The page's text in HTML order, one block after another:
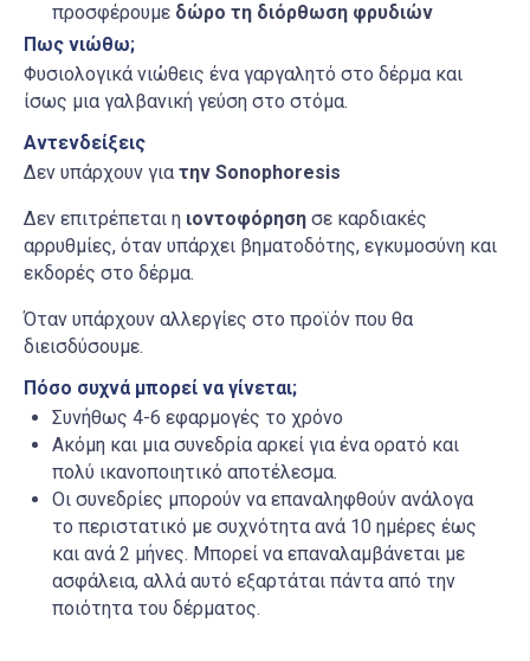
προσφέρουμε δώρο τη διόρθωση φρυδιών
Πως νιώθω;
Φυσιολογικά νιώθεις ένα γαργαλητό στο δέρμα και
ίσως μια γαλβανική γεύση στο στόμα.
Αντενδείξεις
Δεν υπάρχουν για την Sonophoresis
Δεν επιτρέπεται η ιοντοφόρηση σε καρδιακές
αρρυθμίες, όταν υπάρχει βηματοδότης, εγκυμοσύνη και
εκδορές στο δέρμα.
Όταν υπάρχουν αλλεργίες στο προϊόν που θα
διεισδύσουμε.
Πόσο συχνά μπορεί να γίνεται;
Συνήθως 4-6 εφαρμογές το χρόνο
Ακόμη και μια συνεδρία αρκεί για ένα ορατό και
πολύ ικανοποιητικό αποτέλεσμα.
Οι συνεδρίες μπορούν να επαναληφθούν ανάλογα
το περιστατικό με συχνότητα ανά 10 ημέρες έως
και ανά 2 μήνες. Μπορεί να επαναλαμβάνεται με
ασφάλεια, αλλά αυτό εξαρτάται πάντα από την
ποιότητα του δέρματος.